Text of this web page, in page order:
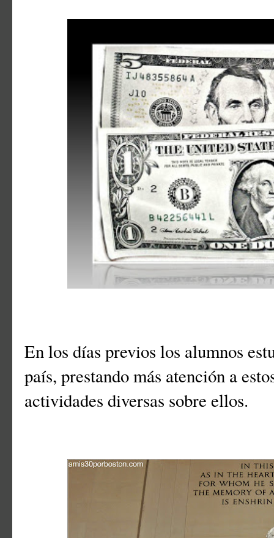
En los días previos los alumnos
país, prestando más atención a
actividades diversas sobre ellos.